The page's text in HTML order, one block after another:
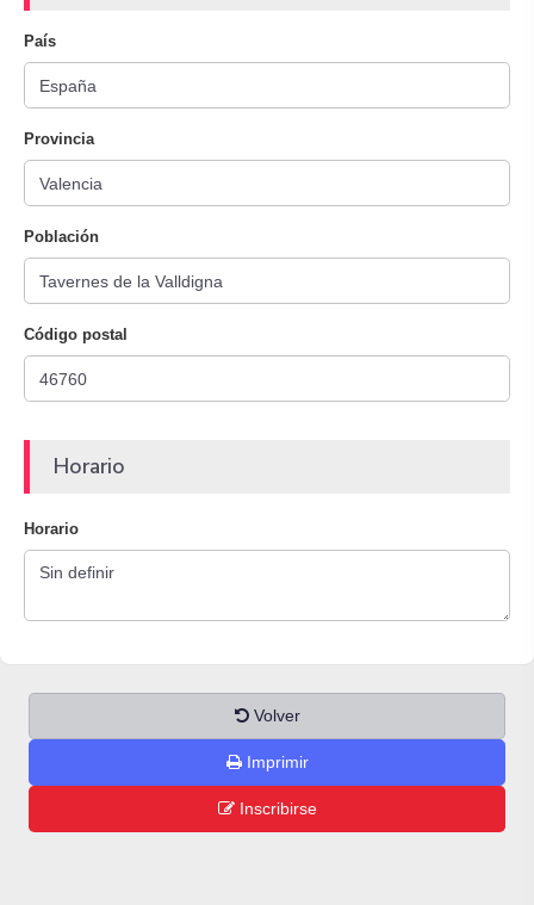
País
Provincia
Población
Código postal
Horario
Horario
Volver
Imprimir
Inscribirse